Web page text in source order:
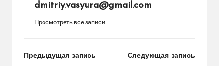
dmitriy.vasyura@gmail.com
Просмотреть все записи
Навигация
Предыдущая запись Следующая запись